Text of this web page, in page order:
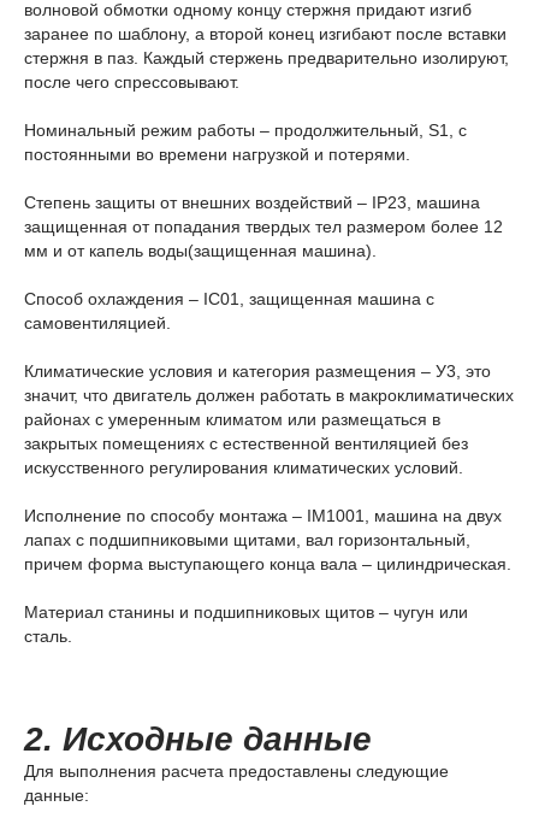
волновой обмотки одному концу стержня прида­ют изгиб
заранее по шаблону, а второй конец изгибают после вставки
стержня в паз. Каждый стержень предварительно изолиру­ют,
после чего спрессовывают.
Номинальный режим работы – продолжительный, S1, с
постоянными во времени нагрузкой и потерями.
Степень защиты от внешних воздействий – IP23, машина
защищенная от попадания твердых тел размером более 12
мм и от капель воды(защищенная машина).
Способ охлаждения – IС01, защищенная машина с
самовентиляцией.
Климатические условия и категория размещения – У3, это
значит, что двигатель должен работать в макроклиматических
районах с умеренным климатом или размещаться в
закрытых помещениях с естественной вентиляцией без
искусственного регулирования климатических условий.
Исполнение по способу монтажа – IM1001, машина на двух
лапах с подшипниковыми щитами, вал горизонтальный,
причем форма выступающего конца вала – цилиндрическая.
Материал станины и подшипниковых щитов – чугун или
сталь.
2. Исходные данные
Для выполнения расчета предоставлены следующие
данные: